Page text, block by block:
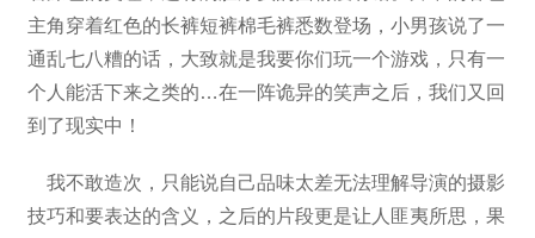
主角穿着红色的长裤短裤棉毛裤悉数登场，小男孩说了一
通乱七八糟的话，大致就是我要你们玩一个游戏，只有一
个人能活下来之类的…在一阵诡异的笑声之后，我们又回
到了现实中！
我不敢造次，只能说自己品味太差无法理解导演的摄影
技巧和要表达的含义，之后的片段更是让人匪夷所思，果